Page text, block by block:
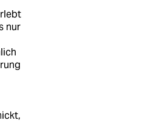
nur